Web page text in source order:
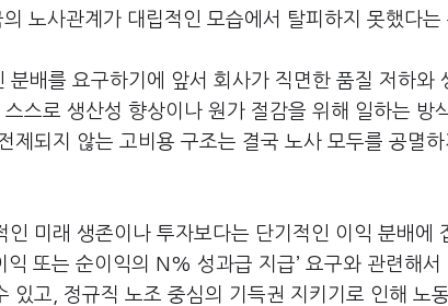
노사관계가 대립적인 모습에서 탈피하지 못했다는
분배를 요구하기에 앞서 회사가 직면한 품질 저하와
스로 생산성 향상이나 원가 절감을 위해 일하는 방
제되지 않는 고비용 구조는 결국 노사 모두를 공멸
미래 생존이나 투자보다는 단기적인 이익 분배에
익 또는 순이익의 N% 성과급 지급’ 요구와 관련해서
있고
정규직 노조 중심의 기득권 지키기로 인해 노